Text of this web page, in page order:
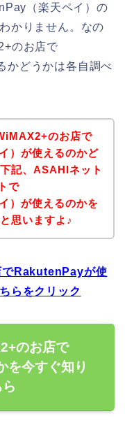
（楽天ペイ）の
かりません。なの
のお店で
かどうかは各自調べ
のお店で
）が使えるのかど
記、ASAHIネット
で
）が使えるのかを
思いますよ♪
RakutenPayが使
らをクリック
のお店で
を今すぐ知り